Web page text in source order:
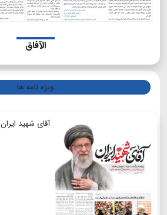
الآفاق
ویژه نامه ها
آقای شهید ایران